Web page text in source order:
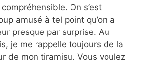
On s’est
amusé à tel point qu’on a
presque par surprise. Au
je me rappelle toujours de la
de mon tiramisu. Vous voulez